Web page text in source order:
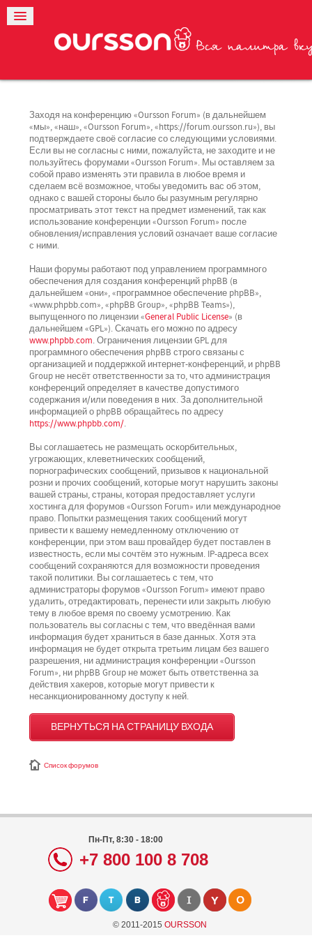
Заходя на конференцию «Oursson Forum» (в дальнейшем
«мы», «наш», «Oursson Forum», «https://forum.oursson.ru»), вы
подтверждаете своё согласие со следующими условиями.
Если вы не согласны с ними, пожалуйста, не заходите и не
пользуйтесь форумами «Oursson Forum». Мы оставляем за
собой право изменять эти правила в любое время и
сделаем всё возможное, чтобы уведомить вас об этом,
однако с вашей стороны было бы разумным регулярно
просматривать этот текст на предмет изменений, так как
использование конференции «Oursson Forum» после
обновления/исправления условий означает ваше согласие
с ними.
Наши форумы работают под управлением программного
обеспечения для создания конференций phpBB (в
дальнейшем «они», «программное обеспечение phpBB»,
«www.phpbb.com», «phpBB Group», «phpBB Teams»),
выпущенного по лицензии «General Public License» (в
дальнейшем «GPL»). Скачать его можно по адресу
www.phpbb.com. Ограничения лицензии GPL для
программного обеспечения phpBB строго связаны с
организацией и поддержкой интернет-конференций, и phpBB
Group не несёт ответственности за то, что администрация
конференций определяет в качестве допустимого
содержания и/или поведения в них. За дополнительной
информацией о phpBB обращайтесь по адресу
https://www.phpbb.com/.
Вы соглашаетесь не размещать оскорбительных,
угрожающих, клеветнических сообщений,
порнографических сообщений, призывов к национальной
розни и прочих сообщений, которые могут нарушить законы
вашей страны, страны, которая предоставляет услуги
хостинга для форумов «Oursson Forum» или международное
право. Попытки размещения таких сообщений могут
привести к вашему немедленному отключению от
конференции, при этом ваш провайдер будет поставлен в
известность, если мы сочтём это нужным. IP-адреса всех
сообщений сохраняются для возможности проведения
такой политики. Вы соглашаетесь с тем, что
администраторы форумов «Oursson Forum» имеют право
удалить, отредактировать, перенести или закрыть любую
тему в любое время по своему усмотрению. Как
пользователь вы согласны с тем, что введённая вами
информация будет храниться в базе данных. Хотя эта
информация не будет открыта третьим лицам без вашего
разрешения, ни администрация конференции «Oursson
Forum», ни phpBB Group не может быть ответственна за
действия хакеров, которые могут привести к
несанкционированному доступу к ней.
ВЕРНУТЬСЯ НА СТРАНИЦУ ВХОДА
Список форумов
Пн-Пт, 8:30 - 18:00
+7 800 100 8 708
© 2011-2015 OURSSON